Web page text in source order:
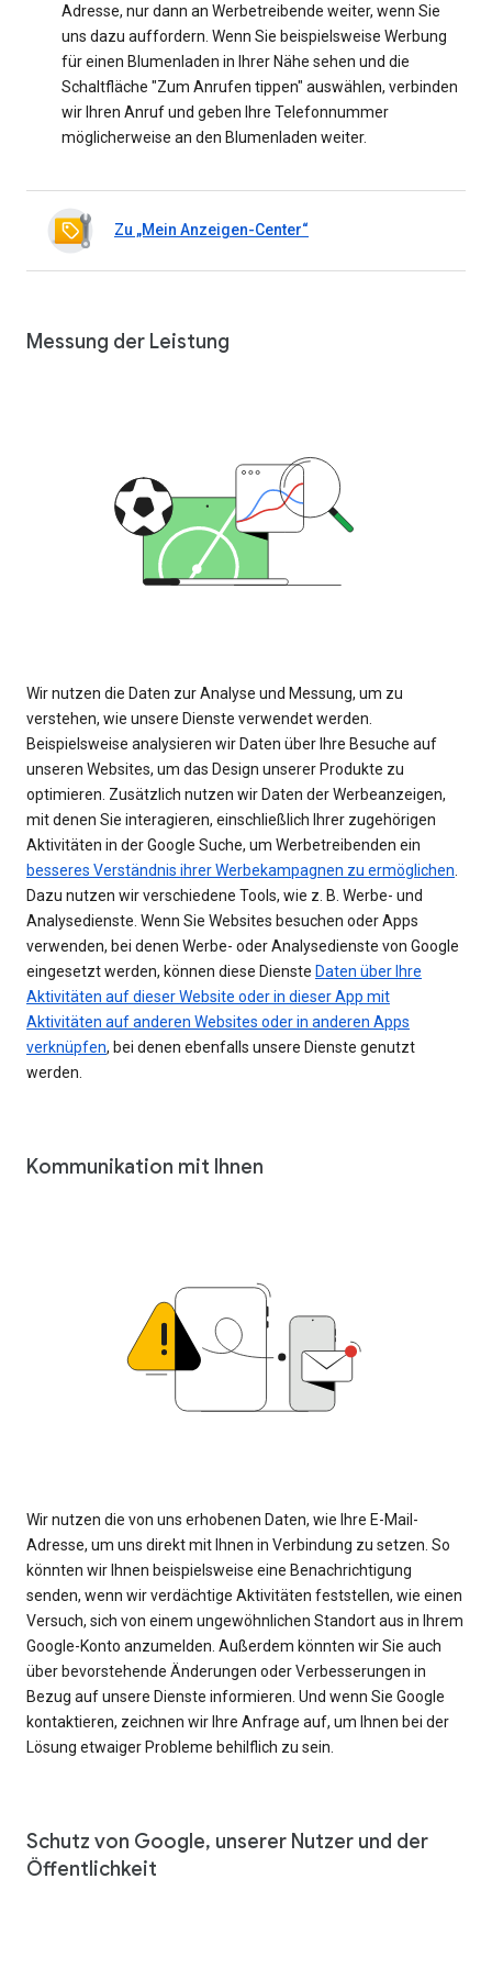
Adresse, nur dann an Werbetreibende weiter, wenn Sie
uns dazu auffordern. Wenn Sie beispielsweise Werbung
für einen Blumenladen in Ihrer Nähe sehen und die
Schaltfläche "Zum Anrufen tippen" auswählen, verbinden
wir Ihren Anruf und geben Ihre Telefonnummer
möglicherweise an den Blumenladen weiter.
Zu „Mein Anzeigen-Center“
Messung der Leistung
Wir nutzen die Daten zur Analyse und Messung, um zu
verstehen, wie unsere Dienste verwendet werden.
Beispielsweise analysieren wir Daten über Ihre Besuche auf
unseren Websites, um das Design unserer Produkte zu
optimieren. Zusätzlich nutzen wir Daten der Werbeanzeigen,
mit denen Sie interagieren, einschließlich Ihrer zugehörigen
Aktivitäten in der Google Suche, um Werbetreibenden ein
besseres Verständnis ihrer Werbekampagnen zu ermöglichen.
Dazu nutzen wir verschiedene Tools, wie z. B. Werbe- und
Analysedienste. Wenn Sie Websites besuchen oder Apps
verwenden, bei denen Werbe- oder Analysedienste von Google
eingesetzt werden, können diese Dienste Daten über Ihre
Aktivitäten auf dieser Website oder in dieser App mit
Aktivitäten auf anderen Websites oder in anderen Apps
verknüpfen, bei denen ebenfalls unsere Dienste genutzt
werden.
Kommunikation mit Ihnen
Wir nutzen die von uns erhobenen Daten, wie Ihre E-Mail-
Adresse, um uns direkt mit Ihnen in Verbindung zu setzen. So
könnten wir Ihnen beispielsweise eine Benachrichtigung
senden, wenn wir verdächtige Aktivitäten feststellen, wie einen
Versuch, sich von einem ungewöhnlichen Standort aus in Ihrem
Google-Konto anzumelden. Außerdem könnten wir Sie auch
über bevorstehende Änderungen oder Verbesserungen in
Bezug auf unsere Dienste informieren. Und wenn Sie Google
kontaktieren, zeichnen wir Ihre Anfrage auf, um Ihnen bei der
Lösung etwaiger Probleme behilflich zu sein.
Schutz von Google, unserer Nutzer und der
Öffentlichkeit